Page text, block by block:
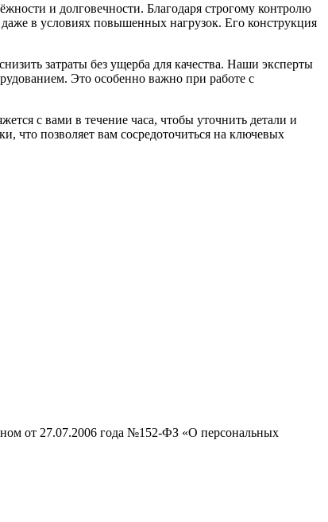
и долговечности. Благодаря строгому контролю
даже в условиях повышенных нагрузок. Его конструкция
затраты без ущерба для качества. Наши эксперты
Это особенно важно при работе с
с вами в течение часа, чтобы уточнить детали и
что позволяет вам сосредоточиться на ключевых
от 27.07.2006 года №152-ФЗ «О персональных